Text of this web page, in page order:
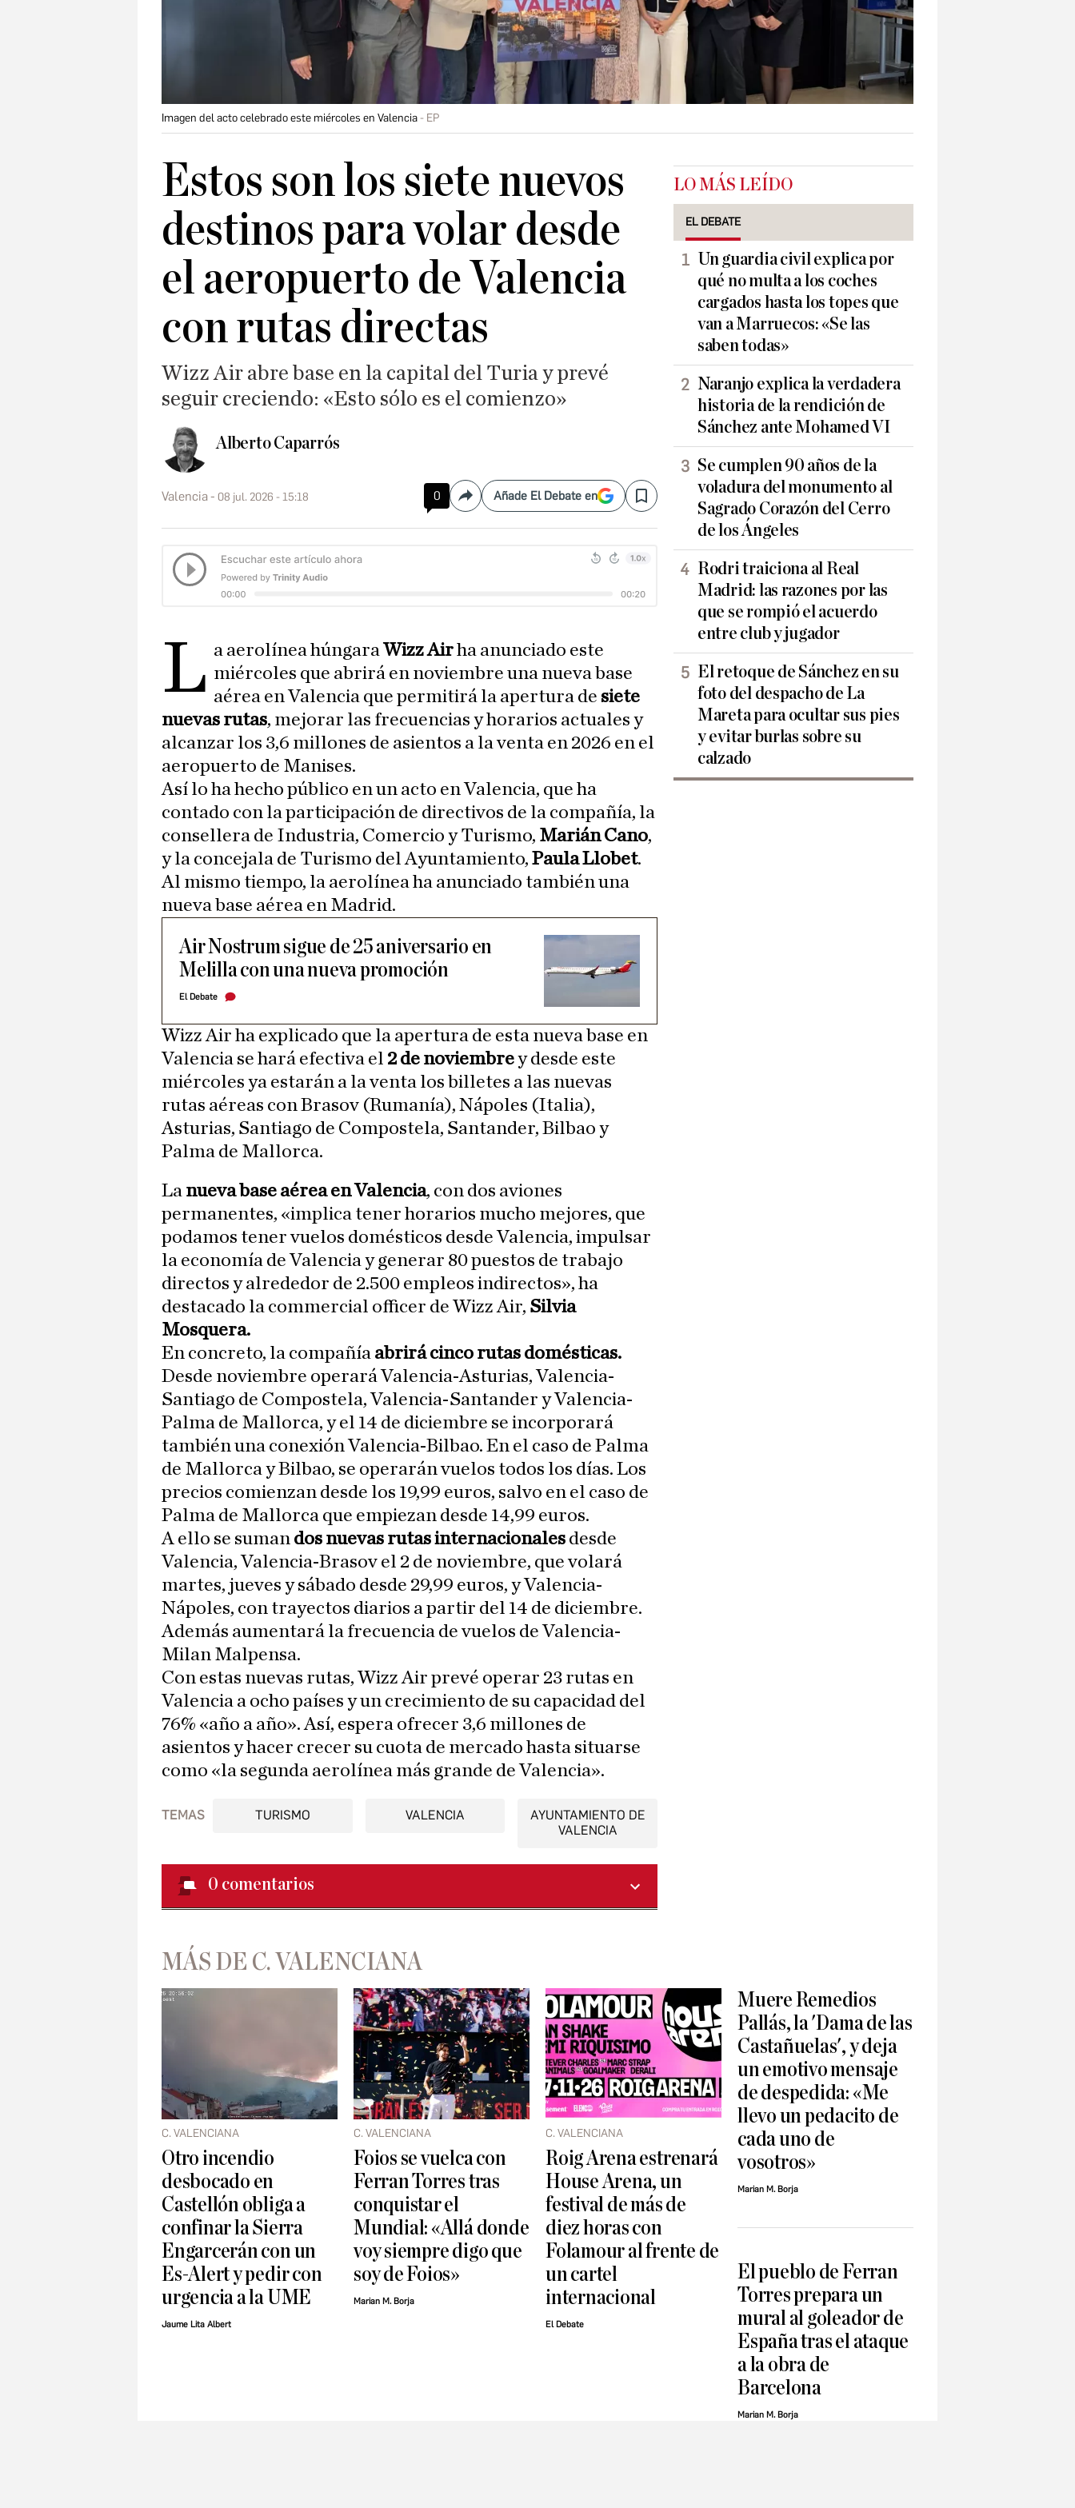
Imagen del acto celebrado este miércoles en Valencia EP
Estos son los siete nuevos
destinos para volar desde
el aeropuerto de Valencia
con rutas directas
Wizz Air abre base en la capital del Turia y prevé
seguir creciendo: «Esto sólo es el comienzo»
Alberto Caparrós
Valencia 08 jul. 2026 - 15:18 0 CompartirAñade El Debate en Save
L a aerolínea húngaraWizz Airha anunciado este
miércoles que abrirá en noviembre una nueva base
aérea en Valencia que permitirá la apertura de siete
nuevas rutas, mejorar las frecuencias y horarios actuales y
alcanzar los 3,6 millones de asientos a la venta en 2026 en el
aeropuerto de Manises.
Así lo ha hecho público en un acto en Valencia, que ha
contado con la participación de directivos de la compañía, la
consellera de Industria, Comercio y Turismo, Marián Cano,
y la concejala de Turismo del Ayuntamiento, Paula Llobet.
Al mismo tiempo, la aerolínea ha anunciado también una
nueva base aérea en Madrid.
Air Nostrum sigue de 25 aniversario en
Melilla con una nueva promoción
El Debate
Wizz Air ha explicado que la apertura de esta nueva base en
Valencia se hará efectiva el 2 de noviembrey desde este
miércoles ya estarán a la venta los billetes a las nuevas
rutas aéreas con Brasov (Rumanía), Nápoles (Italia),
Asturias, Santiago de Compostela, Santander, Bilbao y
Palma de Mallorca.
La nueva base aérea en Valencia, con dos aviones
permanentes, «implica tener horarios mucho mejores, que
podamos tener vuelos domésticos desde Valencia, impulsar
la economía de Valencia y generar 80 puestos de trabajo
directos y alrededor de 2.500 empleos indirectos», ha
destacado la commercial officer de Wizz Air, Silvia
Mosquera.
En concreto, la compañía abrirá cinco rutas domésticas.
Desde noviembre operará Valencia-Asturias, Valencia-
Santiago de Compostela, Valencia-Santander y Valencia-
Palma de Mallorca, y el 14 de diciembre se incorporará
también una conexión Valencia-Bilbao. En el caso de Palma
de Mallorca y Bilbao, se operarán vuelos todos los días. Los
precios comienzan desde los 19,99 euros, salvo en el caso de
Palma de Mallorca que empiezan desde 14,99 euros.
A ello se suman dos nuevas rutas internacionales desde
Valencia, Valencia-Brasov el 2 de noviembre, que volará
martes, jueves y sábado desde 29,99 euros, y Valencia-
Nápoles, con trayectos diarios a partir del 14 de diciembre.
Además aumentará la frecuencia de vuelos de Valencia-
Milan Malpensa.
Con estas nuevas rutas, Wizz Air prevé operar 23 rutas en
Valencia a ocho países y un crecimiento de su capacidad del
76% «año a año». Así, espera ofrecer 3,6 millones de
asientos y hacer crecer su cuota de mercado hasta situarse
como «la segunda aerolínea más grande de Valencia».
TEMAS TURISMO VALENCIA
AYUNTAMIENTO DE
VALENCIA
0 comentarios
LO MÁS LEÍDO
EL DEBATE
Un guardia civil explica por
qué no multa a los coches
cargados hasta los topes que
van a Marruecos: «Se las
saben todas»
Naranjo explica la verdadera
historia de la rendición de
Sánchez ante Mohamed VI
Se cumplen 90 años de la
voladura del monumento al
Sagrado Corazón del Cerro
de los Ángeles
Rodri traiciona al Real
Madrid: las razones por las
que se rompió el acuerdo
entre club y jugador
El retoque de Sánchez en su
foto del despacho de La
Mareta para ocultar sus pies
y evitar burlas sobre su
calzado
MÁS DE C. VALENCIANA
C. VALENCIANA
Otro incendio
desbocado en
Castellón obliga a
confinar la Sierra
Engarcerán con un
Es-Alert y pedir con
urgencia a la UME
Jaume Lita Albert
C. VALENCIANA
Foios se vuelca con
Ferran Torres tras
conquistar el
Mundial: «Allá donde
voy siempre digo que
soy de Foios»
Marian M. Borja
C. VALENCIANA
Roig Arena estrenará
House Arena, un
festival de más de
diez horas con
Folamour al frente de
un cartel
internacional
El Debate
Muere Remedios
Pallás, la 'Dama de las
Castañuelas', y deja
un emotivo mensaje
de despedida: «Me
llevo un pedacito de
cada uno de
vosotros»
Marian M. Borja
El pueblo de Ferran
Torres prepara un
mural al goleador de
España tras el ataque
a la obra de
Barcelona
Marian M. Borja